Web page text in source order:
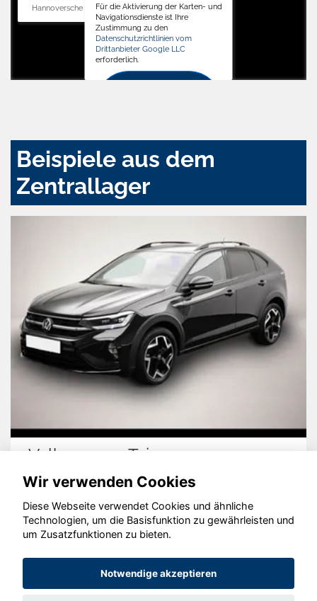
Hannoversche Str. 34, 31688 Nienstädt
Für die Aktivierung der Karten- und
Navigationsdienste ist Ihre
Zustimmung zu den
Datenschutzrichtlinien vom
Drittanbieter Google LLC
erforderlich.
Beispiele aus dem
Zentrallager
Volkswagen Taigo
© konjunkturmotor.de GmbH 2020 - 2026
Wir verwenden Cookies
Diese Webseite verwendet Cookies und ähnliche
Technologien, um die Basisfunktion zu gewährleisten und
um Zusatzfunktionen zu bieten.
Notwendige akzeptieren